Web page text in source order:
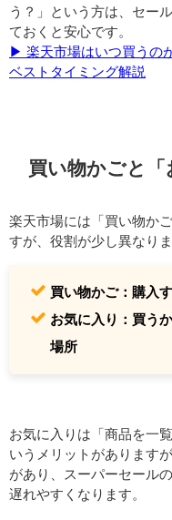
う？」という方は、セー
ておくと安心です。
▶︎ 楽天市場はいつ買うの
ベストタイミング解説
買い物かごと
楽天市場には「買い物か
すが、役割が少し異なりま
買い物かご：購入
お気に入り：買う
場所
お気に入りは「商品を一
いうメリットがあります
があり、スーパーセール
遅れやすくなります。